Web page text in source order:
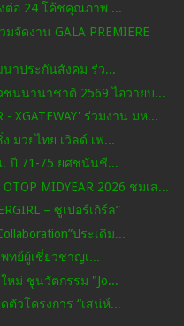
ต่อ 24 โค้ชคุณภาพ ...
จัดงาน GALA PREMIERE
าประกันสังคม ร่ว...
ชนนานาชาติ 2569 ไอวายบ...
- XGATEWAY' ร่วมงาน มห...
มวยไทย เวิลด์ เฟ...
. ปี 71-75 ยศชนันชี...
MIDYEAR 2026 ชมเส...
– ซูเปอร์เกิร์ล”
ประเดิม...
ทย์ผู้เชี่ยวชาญเ...
หม่ ชูนวัตกรรม "Jo...
ตัวโครงการ “เสน่ห์...